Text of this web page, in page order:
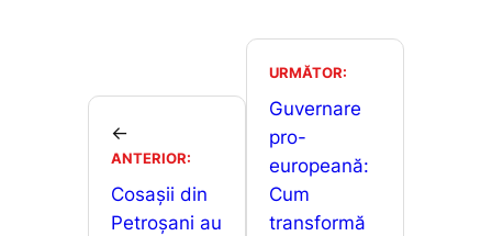
o
o
k
s
A
p
p
s
e
n
er
z
ă
←
ANTERIOR:
Cosașii din
Petroșani au
URMĂTOR:
Guvernare
pro-
europeană:
Cum
transformă